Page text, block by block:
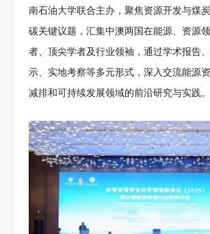
南石油大学联合主办，聚焦资源开发与煤
碳关键议题，汇集中澳两国在能源、资源
者、顶尖学者及行业领袖，通过学术报告
示、实地考察等多元形式，深入交流能源
减排和可持续发展领域的前沿研究与实践。